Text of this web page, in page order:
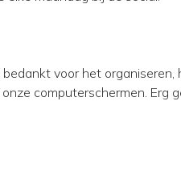
bedankt voor het
computerschermen. Erg